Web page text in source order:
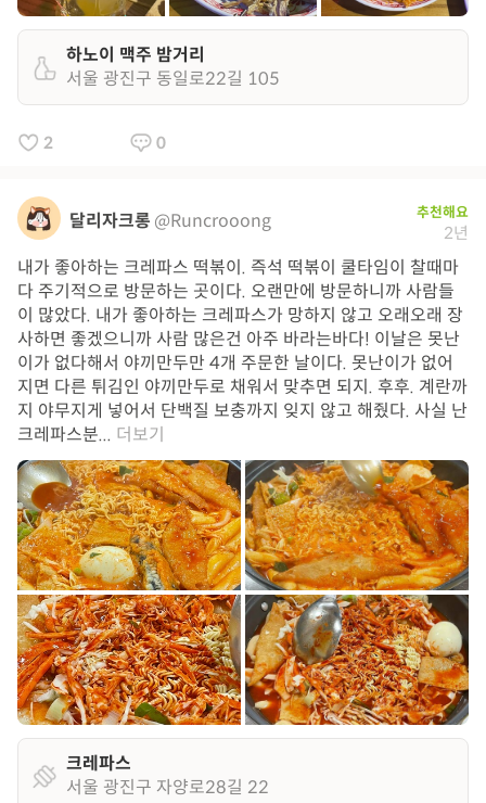
하노이 맥주 밤거리
서울 광진구 동일로22길 105
2 0
달리자크롱 @Runcrooong 추천해요
2년
내가 좋아하는 크레파스 떡볶이. 즉석 떡볶이 쿨타임이 찰때마
다 주기적으로 방문하는 곳이다. 오랜만에 방문하니까 사람들
이 많았다. 내가 좋아하는 크레파스가 망하지 않고 오래오래 장
사하면 좋겠으니까 사람 많은건 아주 바라는바다! 이날은 못난
이가 없다해서 야끼만두만 4개 주문한 날이다. 못난이가 없어
지면 다른 튀김인 야끼만두로 채워서 맞추면 되지. 후후. 계란까
지 야무지게 넣어서 단백질 보충까지 잊지 않고 해줬다. 사실 난
크레파스분... 더보기
크레파스
서울 광진구 자양로28길 22